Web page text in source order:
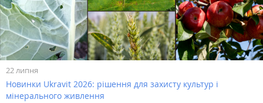
22 липня
Новинки Ukravit 2026: рішення для захисту культур і
мінерального живлення